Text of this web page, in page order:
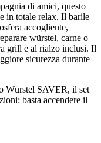
di amici, questo
in totale relax. Il barile
accogliente,
würstel, carne o
grill e al rialzo inclusi. Il
sicurezza durante
Würstel SAVER, il set
basta accendere il